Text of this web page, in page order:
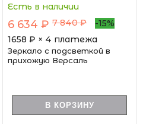
Есть в наличии
6 634 ₽ 7 840 ₽
-15%
1658 ₽ × 4 платежа
Зеркало с подсветкой в
прихожую Версаль
В КОРЗИНУ